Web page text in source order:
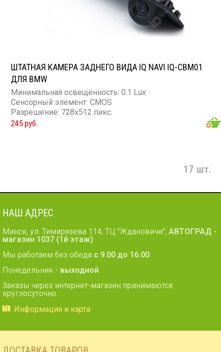
ШТАТНАЯ КАМЕРА ЗАДНЕГО ВИДА IQ NAVI IQ-CBM01
ДЛЯ BMW
Минимальная освещенность: 0.1 Lux
Сенсорный элемент: CMOS
Разрешение: 728x512 пикс.
245 руб.
17 шт.
НАШ АДРЕС
Минск, ул. Тимирязева 114, ТЦ "Ждановичи", АВТОГРАД -
магазин 1037 (1й этаж)
Мы работаем без обеда с 9.00 до 16.00
Понедельник - выходной
Заказы через интернет-магазин принимаются
круглосуточно.
Информация и карта